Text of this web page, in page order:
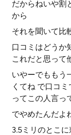
だからねいや割
から
それを聞いて比
口コミはどうか
これだと思って
いやーでももう
くてね で口コ
ってこの人言っ
でやめたんだよ
3.5ミリのとこ